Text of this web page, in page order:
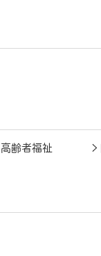
高齢者福祉